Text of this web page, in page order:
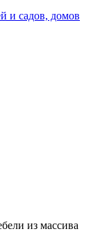
и садов, домов
из массива